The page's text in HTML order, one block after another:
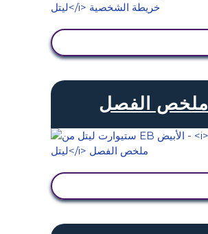
ملخص الفصل